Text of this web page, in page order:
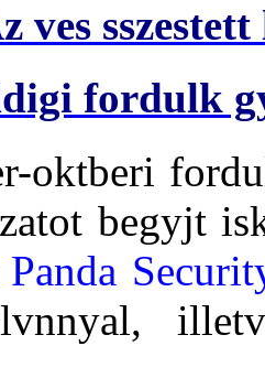
ves
fordulk
oktberi
begyjt
Panda